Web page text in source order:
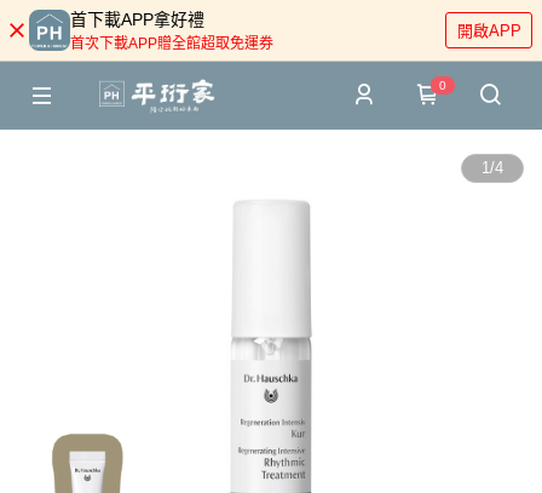
首下載APP拿好禮
首次下載APP贈全館超取免運券
開啟APP
0
1/4